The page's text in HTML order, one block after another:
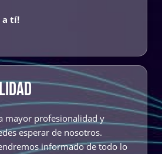
a tí!
mayor profesionalidad y
esperar de nosotros.
informado de todo lo